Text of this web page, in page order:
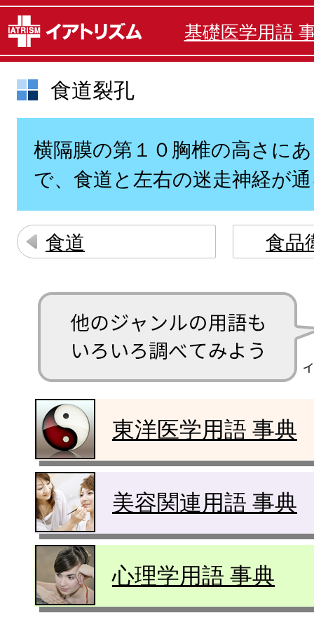
基礎医学用語
食道裂孔
横隔膜の第１０胸椎の高さに
で、食道と左右の迷走神経が
食道 食品
東洋医学用語 事典
美容関連用語 事典
心理学用語 事典